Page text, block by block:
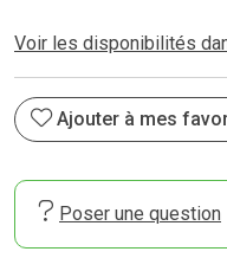
Voir les disponibilités
Ajouter à mes
Poser une question